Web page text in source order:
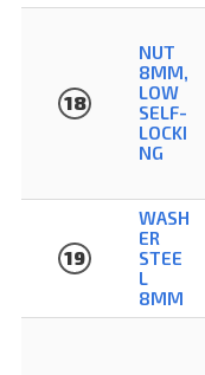
18
NUT
8MM,
LOW
SELF-
LOCKI
NG
19
WASH
ER
STEE
L
8MM